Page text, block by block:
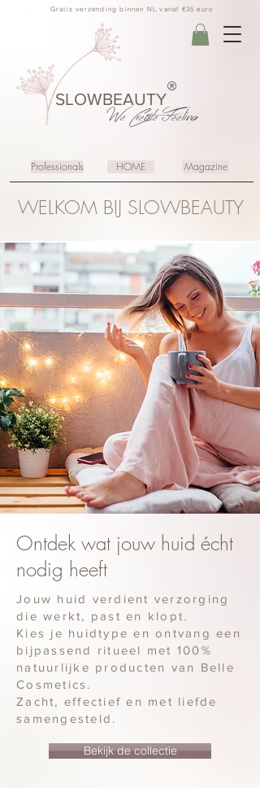
Gratis verzending binnen NL vanaf €35 euro
SLOWBEAUTY
We CreateFeeling
®
Professionals HOME Magazine
WELKOM BIJ SLOWBEAUTY
Ontdek wat jouw huid écht
nodig heeft
Jouw huid verdient verzorging
die werkt, past en klopt.
Kies je huidtype en ontvang een
bijpassend ritueel met 100%
natuurlijke producten van Belle
Cosmetics.
Zacht, effectief en met liefde
samengesteld.
Bekijk de collectie